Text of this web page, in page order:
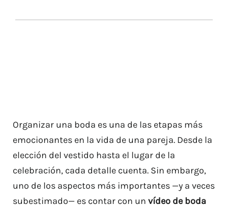
Organizar una boda es una de las etapas más
emocionantes en la vida de una pareja. Desde la
elección del vestido hasta el lugar de la
celebración, cada detalle cuenta. Sin embargo,
uno de los aspectos más importantes —y a veces
subestimado— es contar con un vídeo de boda